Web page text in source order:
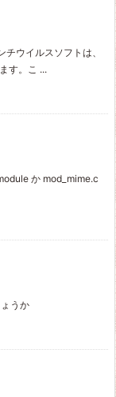
ウイルスソフトは、
す。こ ...
か mod_mime.c
うか